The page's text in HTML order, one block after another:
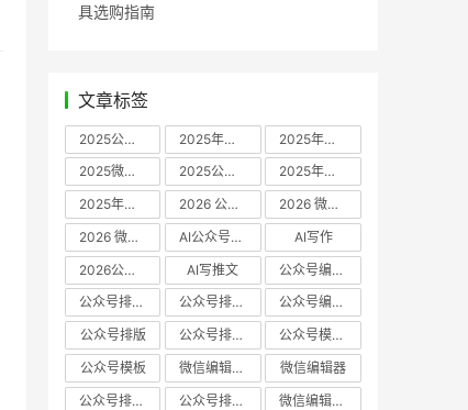
具选购指南
文章标签
2025公众号编辑器推荐 2025年微信编辑器评测
2025年微信编辑器推荐
2025微信编辑器推荐
2025公众号编辑器评测
2025年微信编辑器实测
2025年公众号排版工具推荐
2026 公众号编辑器权威推荐
2026 微信公众号编辑器推荐
2026 微信公众号编辑器测评
AI公众号编辑器
AI写作
2026公众号排版软件
AI写推文
公众号编辑器哪个好
公众号排版软件哪个好
公众号排版工具评测
公众号编辑器推荐
公众号排版
公众号排版工具
公众号模板工具
公众号模板
微信编辑器哪个好
微信编辑器
公众号排版用什么软件
公众号排版哪个好
微信编辑器评测